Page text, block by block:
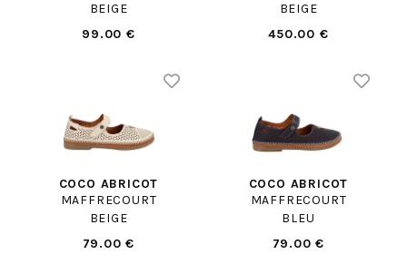
BEIGE
99.00 €
BEIGE
450.00 €
COCO ABRICOT
MAFFRECOURT
BEIGE
79.00 €
COCO ABRICOT
MAFFRECOURT
BLEU
79.00 €